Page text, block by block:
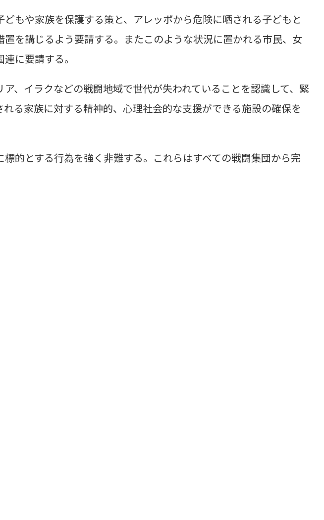
もや家族を保護する策と、アレッポから危険に晒される子どもと
を講じるよう要請する。またこのような状況に置かれる市民、女
に要請する。
、イラクなどの戦闘地域で世代が失われていることを認識して、緊
る家族に対する精神的、心理社会的な支援ができる施設の確保を
的とする行為を強く非難する。これらはすべての戦闘集団から完